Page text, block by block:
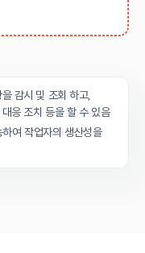
감시 및 조회 하고,
응 조치 등을 할 수 있음
여 작업자의 생산성을